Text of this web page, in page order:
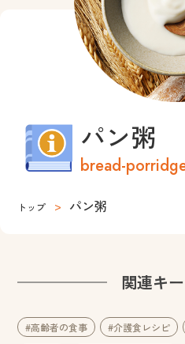
トップ パン粥
パン粥
bread-
関連キ
#高齢者の食事 #介護食レシピ